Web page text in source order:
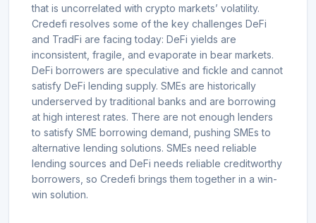
that is uncorrelated with crypto markets’ volatility.
Credefi resolves some of the key challenges DeFi
and TradFi are facing today: DeFi yields are
inconsistent, fragile, and evaporate in bear markets.
DeFi borrowers are speculative and fickle and cannot
satisfy DeFi lending supply. SMEs are historically
underserved by traditional banks and are borrowing
at high interest rates. There are not enough lenders
to satisfy SME borrowing demand, pushing SMEs to
alternative lending solutions. SMEs need reliable
lending sources and DeFi needs reliable creditworthy
borrowers, so Credefi brings them together in a win-
win solution.